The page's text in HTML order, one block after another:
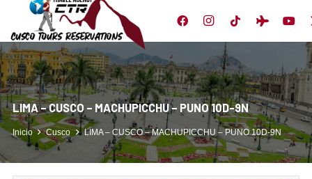
LIMA – CUSCO – MACHUPICCHU – PUNO 10D-9N
Inicio Cusco LIMA – CUSCO – MACHUPICCHU – PUNO 10D-9N